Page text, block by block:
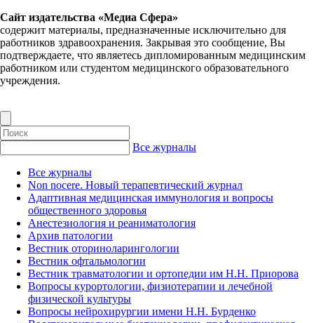
Сайт издательства «Медиа Сфера»
содержит материалы, предназначенные исключительно для
работников здравоохранения. Закрывая это сообщение, Вы
подтверждаете, что являетесь дипломированным медицинским
работником или студентом медицинского образовательного
учреждения.
Все журналы
Все журналы
Non nocere. Новый терапевтический журнал
Адаптивная медицинская иммунология и вопросы
общественного здоровья
Анестезиология и реаниматология
Архив патологии
Вестник оториноларингологии
Вестник офтальмологии
Вестник травматологии и ортопедии им Н.Н. Приорова
Вопросы курортологии, физиотерапии и лечебной
физической культуры
Вопросы нейрохирургии имени Н.Н. Бурденко